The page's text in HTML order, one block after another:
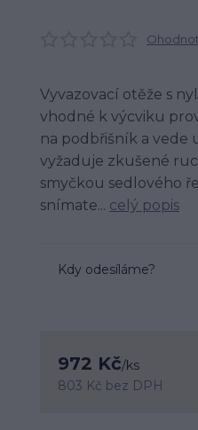
Vyvazovací otěže s
vhodné k výcviku
na podbřišník a vede
vyžaduje zkušené
smyčkou sedlového
snímate... celý popis
Kdy odesíláme?
972 Kč/ks
803 Kč bez DPH